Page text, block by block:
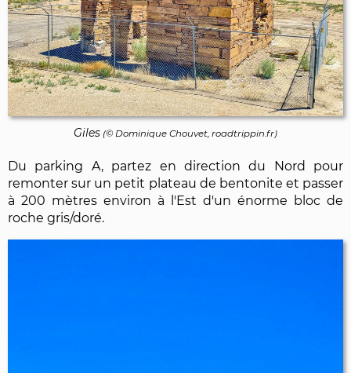
Giles (© Dominique Chouvet, roadtrippin.fr)
Du parking A, partez en direction du Nord pour
remonter sur un petit plateau de bentonite et passer
à 200 mètres environ à l'Est d'un énorme bloc de
roche gris/doré.